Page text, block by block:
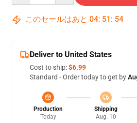
このセールはあと 04: 51 : 54
Deliver to United States
Cost to ship:$6.99
Standard - Order today to get by
Production
Today
Shipping
Aug. 10